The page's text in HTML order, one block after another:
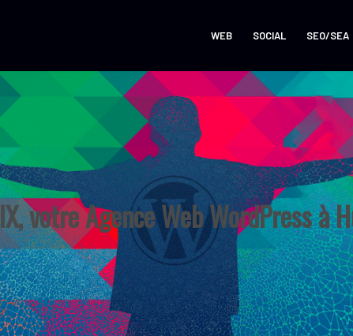
WEB SOCIAL SEO/SEA
votre Agence Web WordPress à